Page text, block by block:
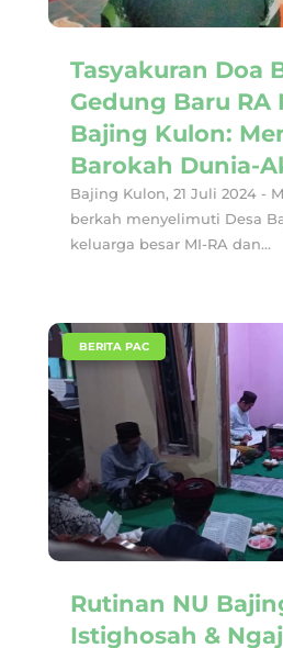
Tasyakuran Doa
Gedung Baru RA
Bajing Kulon:
Barokah Dunia-
Bajing Kulon, 21 Juli 2024 -
berkah menyelimuti Desa
keluarga besar MI-RA dan...
Rutinan NU
Istighosah &
BERITA PAC